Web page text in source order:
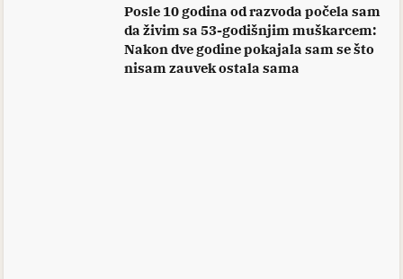
Posle 10 godina od razvoda počela sam
da živim sa 53-godišnjim muškarcem:
Nakon dve godine pokajala sam se što
nisam zauvek ostala sama